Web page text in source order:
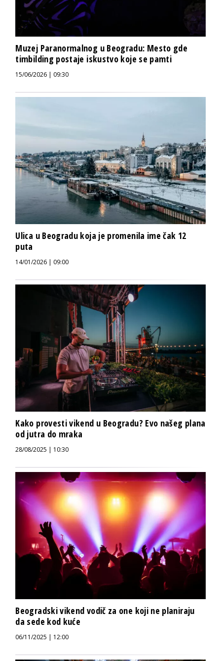
Muzej Paranormalnog u Beogradu: Mesto gde
timbilding postaje iskustvo koje se pamti
15/06/2026 | 09:30
Ulica u Beogradu koja je promenila ime čak 12
puta
14/01/2026 | 09:00
Kako provesti vikend u Beogradu? Evo našeg plana
od jutra do mraka
28/08/2025 | 10:30
Beogradski vikend vodič za one koji ne planiraju
da sede kod kuće
06/11/2025 | 12:00